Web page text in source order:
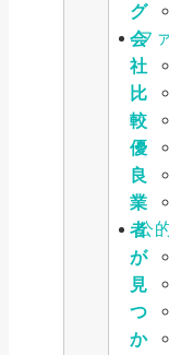
グ
会
社
比
較
優
良
業
者
が
見
つ
か
フ
公